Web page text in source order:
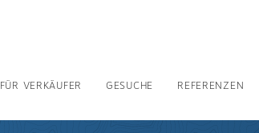
FÜR VERKÄUFER GESUCHE REFERENZEN